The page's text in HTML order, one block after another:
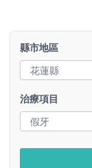
縣市地區
治療項目